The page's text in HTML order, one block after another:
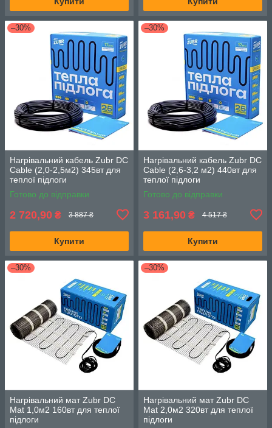
–30%
Нагрівальний кабель Zubr DC
Cable (2,0-2,5м2) 345вт для
теплої підлоги
Готово до відправки
2 720,90 ₴ 3 887 ₴
Купити
–30%
Нагрівальний кабель Zubr DC
Cable (2,6-3,2 м2) 440вт для
теплої підлоги
Готово до відправки
3 161,90 ₴ 4 517 ₴
Купити
–30%
Нагрівальний мат Zubr DC
Mat 1,0м2 160вт для теплої
підлоги
–30%
Нагрівальний мат Zubr DC
Mat 2,0м2 320вт для теплої
підлоги